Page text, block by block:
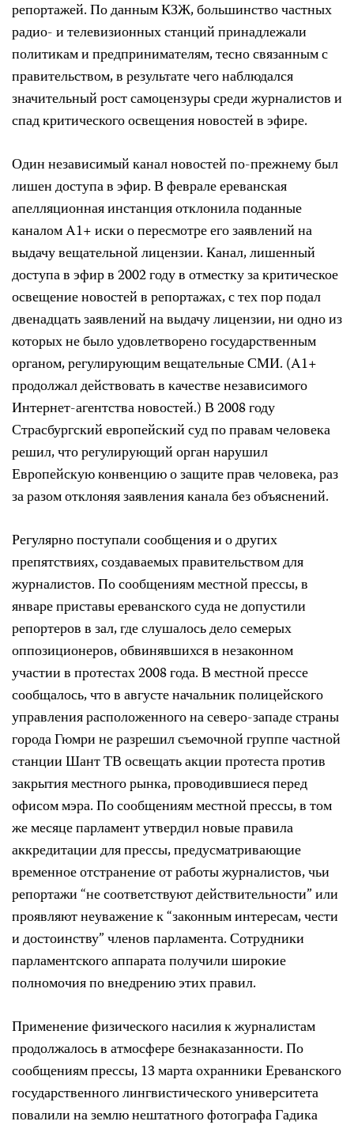
репортажей. По данным КЗЖ, большинство частных
радио- и телевизионных станций принадлежали
политикам и предпринимателям, тесно связанным с
правительством, в результате чего наблюдался
значительный рост самоцензуры среди журналистов и
спад критического освещения новостей в эфире.
Один независимый канал новостей по-прежнему был
лишен доступа в эфир. В феврале ереванская
апелляционная инстанция отклонила поданные
каналом A1+ иски о пересмотре его заявлений на
выдачу вещательной лицензии. Канал, лишенный
доступа в эфир в 2002 году в отместку за критическое
освещение новостей в репортажах, с тех пор подал
двенадцать заявлений на выдачу лицензии, ни одно из
которых не было удовлетворено государственным
органом, регулирующим вещательные СМИ. (A1+
продолжал действовать в качестве независимого
Интернет-агентства новостей.) В 2008 году
Страсбургский европейский суд по правам человека
решил, что регулирующий орган нарушил
Европейскую конвенцию о защите прав человека, раз
за разом отклоняя заявления канала без объяснений.
Регулярно поступали сообщения и о других
препятствиях, создаваемых правительством для
журналистов. По сообщениям местной прессы, в
январе приставы ереванского суда не допустили
репортеров в зал, где слушалось дело семерых
оппозиционеров, обвинявшихся в незаконном
участии в протестах 2008 года. В местной прессе
сообщалось, что в августе начальник полицейского
управления расположенного на северо-западе страны
города Гюмри не разрешил съемочной группе частной
станции Шант ТВ освещать акции протеста против
закрытия местного рынка, проводившиеся перед
офисом мэра. По сообщениям местной прессы, в том
же месяце парламент утвердил новые правила
аккредитации для прессы, предусматривающие
временное отстранение от работы журналистов, чьи
репортажи “не соответствуют действительности” или
проявляют неуважение к “законным интересам, чести
и достоинству” членов парламента. Сотрудники
парламентского аппарата получили широкие
полномочия по внедрению этих правил.
Применение физического насилия к журналистам
продолжалось в атмосфере безнаказанности. По
сообщениям прессы, 13 марта охранники Ереванского
государственного лингвистического университета
повалили на землю нештатного фотографа Гадика